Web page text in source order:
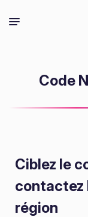
Code
Ciblez le
contactez
région